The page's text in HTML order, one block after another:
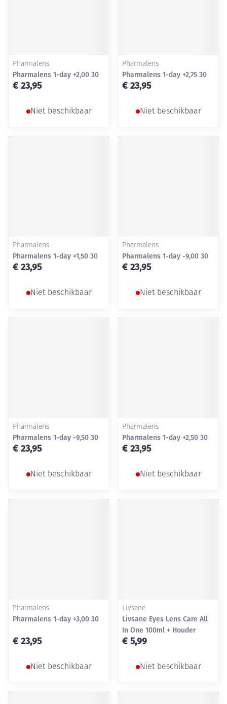
Pharmalens
Pharmalens 1-day +2,00 30
€ 23,95
Niet beschikbaar
Pharmalens
Pharmalens 1-day +2,75 30
€ 23,95
Niet beschikbaar
Pharmalens
Pharmalens 1-day +1,50 30
€ 23,95
Niet beschikbaar
Pharmalens
Pharmalens 1-day -9,00 30
€ 23,95
Niet beschikbaar
Pharmalens
Pharmalens 1-day -9,50 30
€ 23,95
Niet beschikbaar
Pharmalens
Pharmalens 1-day +2,50 30
€ 23,95
Niet beschikbaar
Pharmalens
Pharmalens 1-day +3,00 30
€ 23,95
Niet beschikbaar
Livsane
Livsane Eyes Lens Care All
In One 100ml + Houder
€ 5,99
Niet beschikbaar